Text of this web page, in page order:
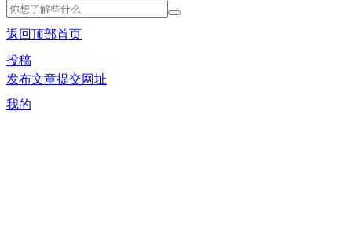
返回顶部首页
投稿
发布文章提交网址
我的